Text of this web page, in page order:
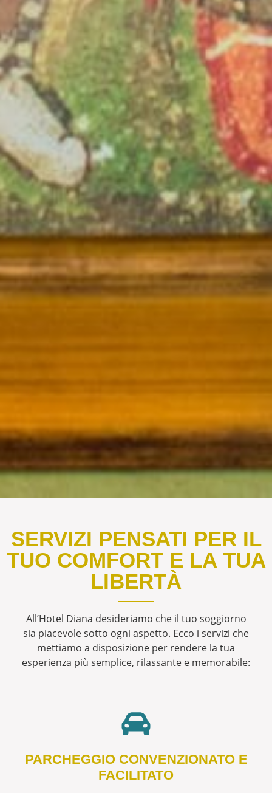
SERVIZI PENSATI PER IL
TUO COMFORT E LA TUA
LIBERTÀ
All’Hotel Diana desideriamo che il tuo soggiorno
sia piacevole sotto ogni aspetto. Ecco i servizi che
mettiamo a disposizione per rendere la tua
esperienza più semplice, rilassante e memorabile:
PARCHEGGIO CONVENZIONATO E
FACILITATO